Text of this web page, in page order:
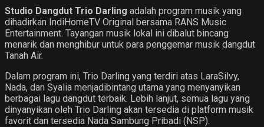
Studio Dangdut Trio Darling adalah program musik yang
dihadirkan IndiHomeTV Original bersama RANS Music
Entertainment. Tayangan musik lokal ini dibalut bincang
menarik dan menghibur untuk para penggemar musik dangdut
Tanah Air.
Dalam program ini, Trio Darling yang terdiri atas LaraSilvy,
Nada, dan Syalia menjadibintang utama yang menyanyikan
berbagai lagu dangdut terbaik. Lebih lanjut, semua lagu yang
dinyanyikan oleh Trio Darling akan tersedia di platform musik
favorit dan tersedia Nada Sambung Pribadi (NSP).